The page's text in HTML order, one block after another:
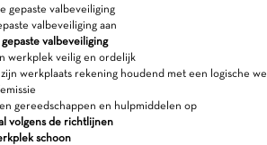
gepaste valbeveiliging
valbeveiliging aan
valbeveiliging
werkplek veilig en ordelijk
werkplaats rekening houdend met een logische
gereedschappen en hulpmiddelen op
volgens de richtlijnen
schoon